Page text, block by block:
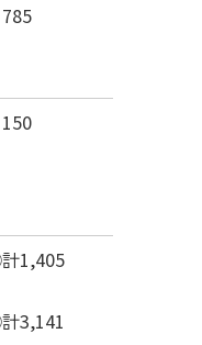
計1,405
3,141